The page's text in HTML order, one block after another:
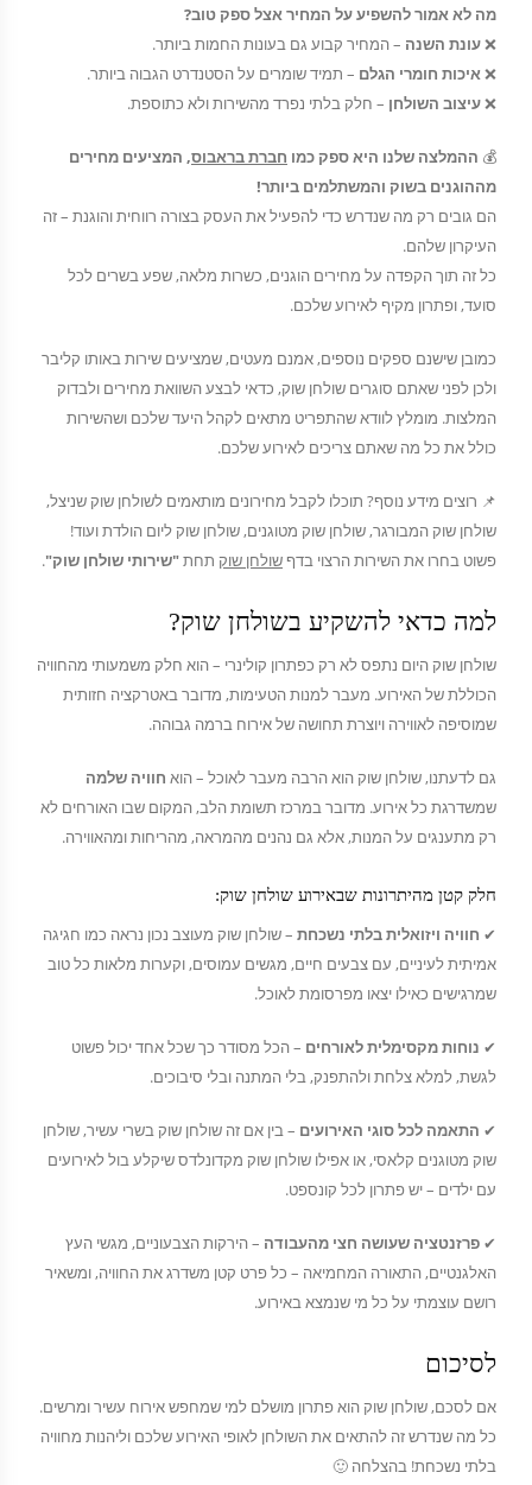
מה לא אמור להשפיע על המחיר אצל ספק טוב?
❌עונת השנה – המחיר קבוע גם בעונות החמות ביותר.
❌איכות חומרי הגלם – תמיד שומרים על הסטנדרט הגבוה ביותר.
❌עיצוב השולחן – חלק בלתי נפרד מהשירות ולא כתוספת.
💰 ההמלצה שלנו היא ספק כמו חברת בראבוס, המציעים מחירים
מההוגנים בשוק והמשתלמים ביותר!
הם גובים רק מה שנדרש כדי להפעיל את העסק בצורה רווחית והוגנת – זה
העיקרון שלהם.
כל זה תוך הקפדה על מחירים הוגנים, כשרות מלאה, שפע בשרים לכל
סועד, ופתרון מקיף לאירוע שלכם.
כמובן שישנם ספקים נוספים, אמנם מעטים, שמציעים שירות באותו קליבר
ולכן לפני שאתם סוגרים שולחן שוק, כדאי לבצע השוואת מחירים ולבדוק
המלצות. מומלץ לוודא שהתפריט מתאים לקהל היעד שלכם ושהשירות
כולל את כל מה שאתם צריכים לאירוע שלכם.
📌 רוצים מידע נוסף? תוכלו לקבל מחירונים מותאמים לשולחן שוק שניצל,
שולחן שוק המבורגר, שולחן שוק מטוגנים, שולחן שוק ליום הולדת ועוד!
פשוט בחרו את השירות הרצוי בדף שולחן שוק תחת"שירותי שולחן שוק".
למה כדאי להשקיע בשולחן שוק?
שולחן שוק היום נתפס לא רק כפתרון קולינרי – הוא חלק משמעותי מהחוויה
הכוללת של האירוע. מעבר למנות הטעימות, מדובר באטרקציה חזותית
שמוסיפה לאווירה ויוצרת תחושה של אירוח ברמה גבוהה.
גם לדעתנו, שולחן שוק הוא הרבה מעבר לאוכל – הוא חוויה שלמה
שמשדרגת כל אירוע. מדובר במרכז תשומת הלב, המקום שבו האורחים לא
רק מתענגים על המנות, אלא גם נהנים מהמראה, מהריחות ומהאווירה.
חלק קטן מהיתרונות שבאירוע שולחן שוק:
✔ חוויה ויזואלית בלתי נשכחת – שולחן שוק מעוצב נכון נראה כמו חגיגה
אמיתית לעיניים, עם צבעים חיים, מגשים עמוסים, וקערות מלאות כל טוב
שמרגישים כאילו יצאו מפרסומת לאוכל.
✔ נוחות מקסימלית לאורחים – הכל מסודר כך שכל אחד יכול פשוט
לגשת, למלא צלחת ולהתפנק, בלי המתנה ובלי סיבוכים.
✔ התאמה לכל סוגי האירועים – בין אם זה שולחן שוק בשרי עשיר, שולחן
שוק מטוגנים קלאסי, או אפילו שולחן שוק מקדונלדס שיקלע בול לאירועים
עם ילדים – יש פתרון לכל קונספט.
✔ פרזנטציה שעושה חצי מהעבודה – הירקות הצבעוניים, מגשי העץ
האלגנטיים, התאורה המחמיאה – כל פרט קטן משדרג את החוויה, ומשאיר
רושם עוצמתי על כל מי שנמצא באירוע.
לסיכום
אם לסכם, שולחן שוק הוא פתרון מושלם למי שמחפש אירוח עשיר ומרשים.
כל מה שנדרש זה להתאים את השולחן לאופי האירוע שלכם וליהנות מחוויה
בלתי נשכחת! בהצלחה 🙂